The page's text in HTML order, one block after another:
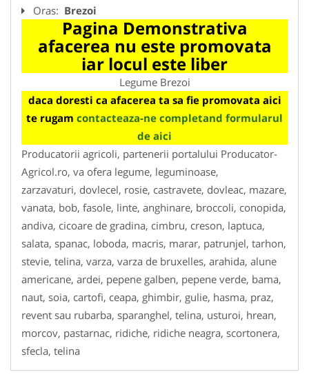
Oras: Brezoi
Pagina Demonstrativa
afacerea nu este promovata
iar locul este liber
Legume Brezoi
daca doresti ca afacerea ta sa fie promovata aici
te rugam contacteaza-ne completand formularul
de aici
Producatorii agricoli, partenerii portalului Producator-
Agricol.ro, va ofera legume, leguminoase,
zarzavaturi, dovlecel, rosie, castravete, dovleac, mazare,
vanata, bob, fasole, linte, anghinare, broccoli, conopida,
andiva, cicoare de gradina, cimbru, creson, laptuca,
salata, spanac, loboda, macris, marar, patrunjel, tarhon,
stevie, telina, varza, varza de bruxelles, arahida, alune
americane, ardei, pepene galben, pepene verde, bama,
naut, soia, cartofi, ceapa, ghimbir, gulie, hasma, praz,
revent sau rubarba, sparanghel, telina, usturoi, hrean,
morcov, pastarnac, ridiche, ridiche neagra, scortonera,
sfecla, telina